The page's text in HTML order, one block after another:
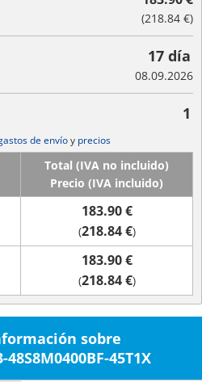
(218.84 €)
17 día
08.09.2026
1
de envíoy precios
Total (IVA no incluido)
Precio (IVA incluido)
183.90 €
(218.84 €)
183.90 €
(218.84 €)
sobre
45T1X